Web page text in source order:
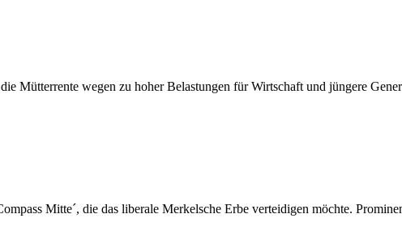
Mütterrente wegen zu hoher Belastungen für Wirtschaft und jüngere
Mitte´, die das liberale Merkelsche Erbe verteidigen möchte.